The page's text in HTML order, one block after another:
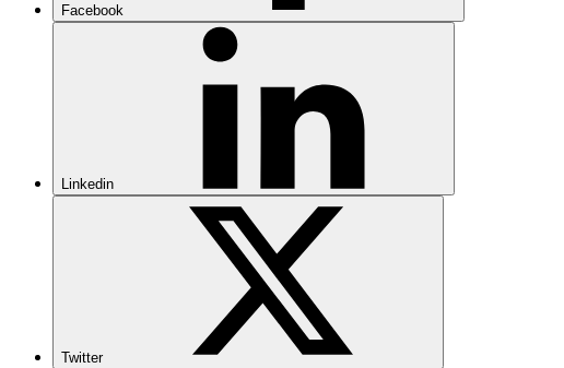
Facebook
Linkedin
Twitter